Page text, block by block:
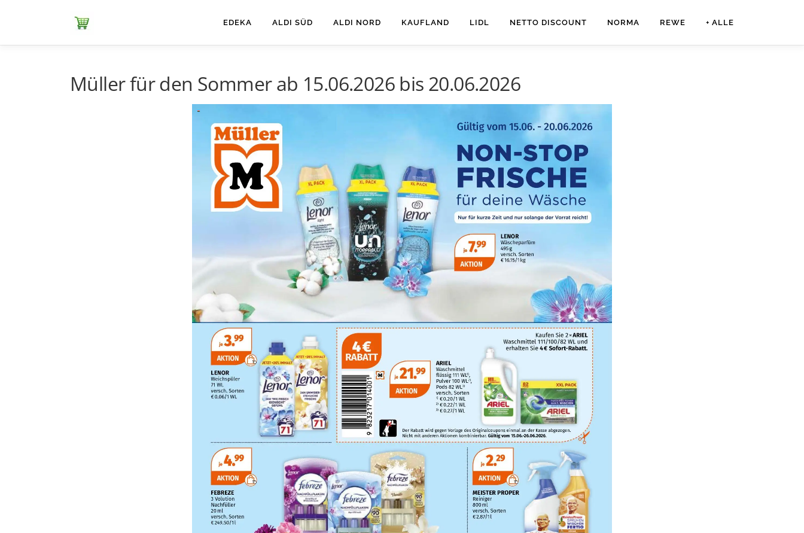
ЕDEKA ALDI SÜD ALDI NORD KAUFLAND LIDL NETTO DISCOUNT NORMA REWE + ALLE
Müller für den Sommer ab 15.06.2026 bis 20.06.2026